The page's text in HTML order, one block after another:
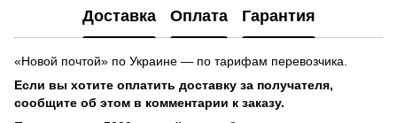
Доставка Оплата Гарантия
«Новой почтой» по Украине — по тарифам перевозчика.
Если вы хотите оплатить доставку за получателя,
сообщите об этом в комментарии к заказу.